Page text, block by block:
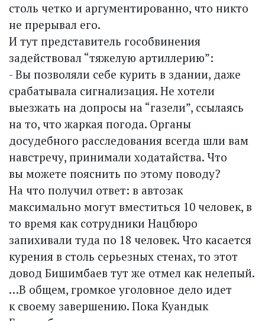
столь четко и аргументированно, что никто
не прерывал его.
И тут представитель гособвинения
задействовал “тяжелую артиллерию”:
- Вы позволяли себе курить в здании, даже
срабатывала сигнализация. Не хотели
выезжать на допросы на “газели”, ссылаясь
на то, что жаркая погода. Органы
досудебного расследования всегда шли вам
навстречу, принимали ходатайства. Что
вы можете пояснить по этому поводу?
На что получил ответ: в автозак
максимально могут вместиться 10 человек, в
то время как сотрудники Нацбюро
запихивали туда по 18 человек. Что касается
курения в столь серьезных стенах, то этот
довод Бишимбаев тут же отмел как нелепый.
…В общем, громкое уголовное дело идет
к своему завершению. Пока Куандык